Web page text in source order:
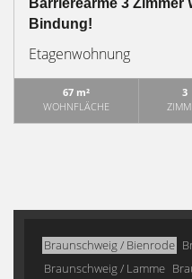
Barrierearme 3
Bindung!
Etagenwohnung
67 m²
WOHNFLÄCHE
3
Braunschweig / Bienrode
Braunschweig / Lamme